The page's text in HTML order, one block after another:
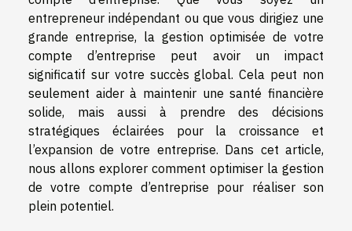
entrepreneur indépendant ou que vous dirigiez une
grande entreprise, la gestion optimisée de votre
compte d’entreprise peut avoir un impact
significatif sur votre succès global. Cela peut non
seulement aider à maintenir une santé financière
solide, mais aussi à prendre des décisions
stratégiques éclairées pour la croissance et
l’expansion de votre entreprise. Dans cet article,
nous allons explorer comment optimiser la gestion
de votre compte d’entreprise pour réaliser son
plein potentiel.